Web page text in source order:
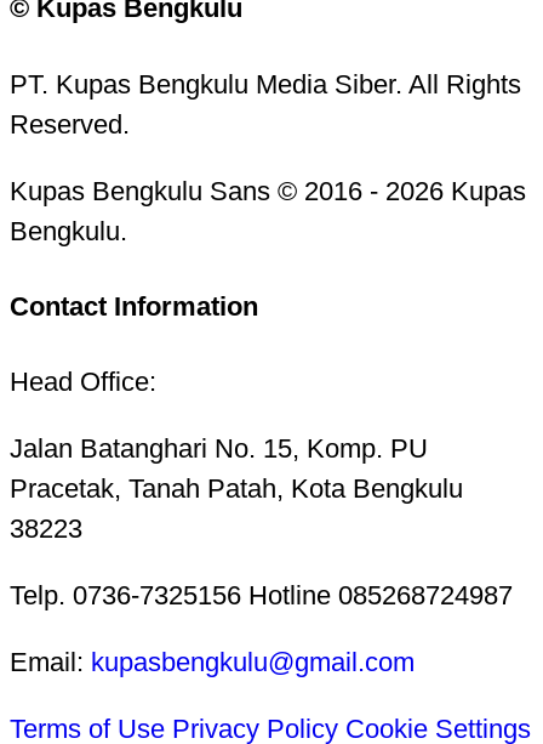
© Kupas Bengkulu
PT. Kupas Bengkulu Media Siber. All Rights
Reserved.
Kupas Bengkulu Sans © 2016 - 2026 Kupas
Bengkulu.
Contact Information
Head Office:
Jalan Batanghari No. 15, Komp. PU
Pracetak, Tanah Patah, Kota Bengkulu
38223
Telp. 0736-7325156 Hotline 085268724987
Email: kupasbengkulu@gmail.com
Terms of Use Privacy Policy Cookie Settings